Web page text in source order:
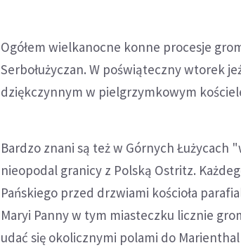
Ogółem wielkanocne konne procesje
Serbołużyczan. W poświąteczny wtorek
dziękczynnym w pielgrzymkowym
Bardzo znani są też w Górnych
nieopodal granicy z Polską Ostritz.
Pańskiego przed drzwiami kościoła
Maryi Panny w tym miasteczku licznie
udać się okolicznymi polami do